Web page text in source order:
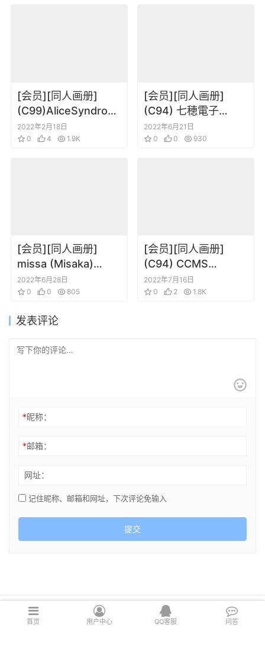
[会员][同人画册]
(C99)AliceSyndrom
e＊ 遠坂あさぎ
CITRUS
2022年2月18日
0
4 1.9K
[会员][同人画册]
(C94) 七穂電子
(77gl) MIX TYPE (よ
ろず)
2022年6月21日
0
0 930
[会员][同人画册]
missa (Misaka)
Shitei dokuhon (Yu-
Gi-Oh!)
2022年6月28日
0
0 805
[会员][同人画册]
(C94) CCMS
(Koyama Shigeto)
XXXXXXXXXX
2022年7月16日
0
2 1.8K
发表评论
*昵称：
*邮箱：
网址：
记住昵称、邮箱和网址，下次评论免输入
提交
Copyright © 2021 cghsj.com 版权所有 Powered by 绘世界
首页 用户中心 QQ客服 问答